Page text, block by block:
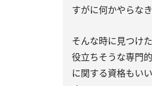
すがに何かやらな
そんな時に見つけ
役立ちそうな専門
に関する資格もい